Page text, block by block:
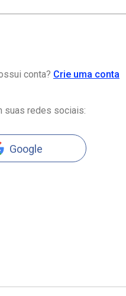
conta? Crie uma conta
suas redes sociais:
Google